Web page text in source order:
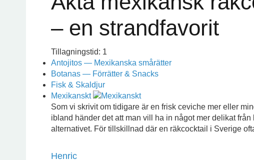
– en strandfavorit
Tillagningstid: 1
Antojitos — Mexikanska smårätter
Botanas — Förrätter & Snacks
Fisk & Skaldjur
Mexikanskt
Som vi skrivit om tidigare är en frisk ceviche mer eller
ibland händer det att man vill ha in något mer delikat
alternativet. För tillskillnad där en räkcocktail i Sverige
Henric